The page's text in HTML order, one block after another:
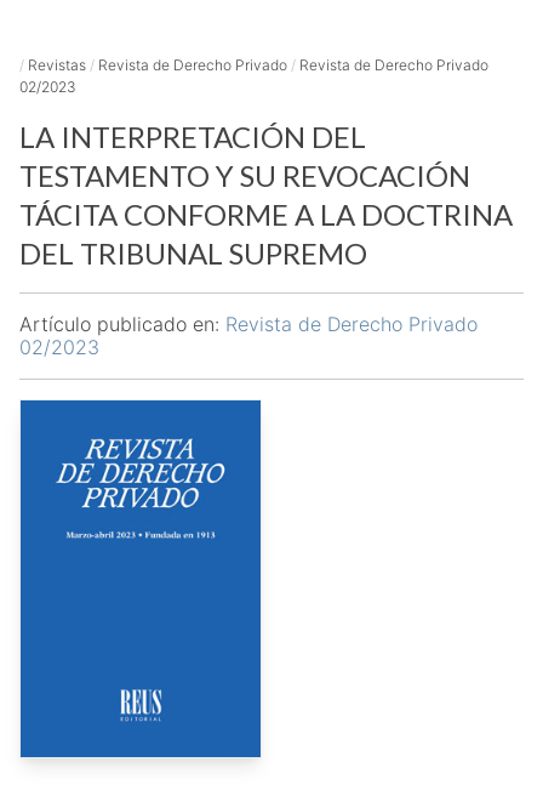
/ Revistas / Revista de Derecho Privado / Revista de Derecho Privado
02/2023
LA INTERPRETACIÓN DEL
TESTAMENTO Y SU REVOCACIÓN
TÁCITA CONFORME A LA DOCTRINA
DEL TRIBUNAL SUPREMO
Artículo publicado en: Revista de Derecho Privado
02/2023